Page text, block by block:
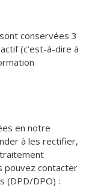
conservées 3
(c’est-à-dire à
en notre
à les rectifier,
pouvez contacter
(DPD/DPO) :